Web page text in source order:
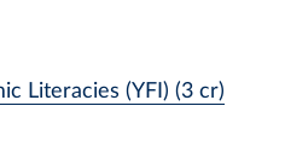
Literacies (YFI) (3 cr)